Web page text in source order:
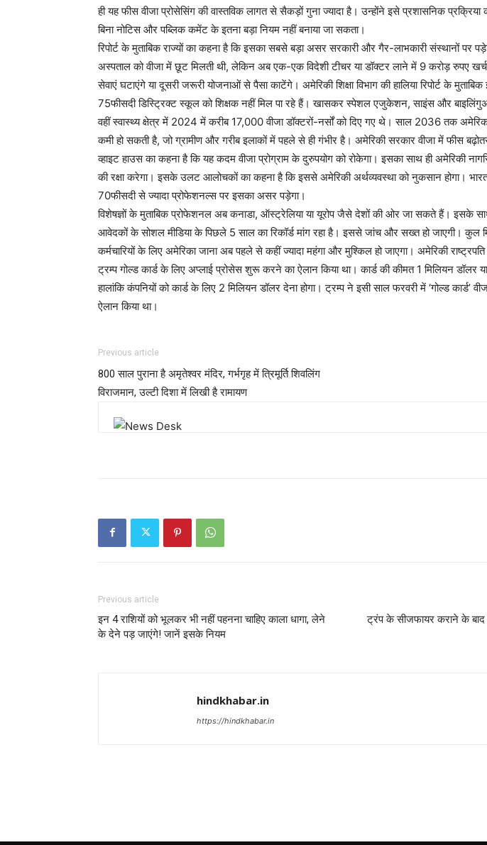
ही यह फीस वीजा प्रोसेसिंग की वास्तविक लागत से सैकड़ों गुना ज्यादा है। उन्होंने इसे प्रशासनिक प्रक्रिया
बिना नोटिस और पब्लिक कमेंट के इतना बड़ा नियम नहीं बनाया जा सकता।
रिपोर्ट के मुताबिक राज्यों का कहना है कि इसका सबसे बड़ा असर सरकारी और गैर-लाभकारी संस्थानों पर
अस्पताल को वीजा में छूट मिलती थी, लेकिन अब एक-एक विदेशी टीचर या डॉक्टर लाने में 9 करोड़ रुपए
सेवाएं घटाएंगे या दूसरी जरूरी योजनाओं से पैसा काटेंगे। अमेरिकी शिक्षा विभाग की हालिया रिपोर्ट के
75फीसदी डिस्ट्रिक्ट स्कूल को शिक्षक नहीं मिल पा रहे हैं। खासकर स्पेशल एजुकेशन, साइंस और
वहीं स्वास्थ्य क्षेत्र में 2024 में करीब 17,000 वीजा डॉक्टरों-नर्सों को दिए गए थे। साल 2036 तक
कमी हो सकती है, जो ग्रामीण और गरीब इलाकों में पहले से ही गंभीर है। अमेरिकी सरकार वीजा में फीस
व्हाइट हाउस का कहना है कि यह कदम वीजा प्रोग्राम के दुरुपयोग को रोकेगा। इसका साथ ही अमेरिकी
की रक्षा करेगा। इसके उलट आलोचकों का कहना है कि इससे अमेरिकी अर्थव्यवस्था को नुकसान होगा।
70फीसदी से ज्यादा प्रोफेशनल्स पर इसका असर पड़ेगा।
विशेषज्ञों के मुताबिक प्रोफेशनल अब कनाडा, ऑस्ट्रेलिया या यूरोप जैसे देशों की ओर जा सकते हैं। इसके
आवेदकों के सोशल मीडिया के पिछले 5 साल का रिकॉर्ड मांग रहा है। इससे जांच और सख्त हो जाएगी। कुल
कर्मचारियों के लिए अमेरिका जाना अब पहले से कहीं ज्यादा महंगा और मुश्किल हो जाएगा। अमेरिकी
ट्रम्प गोल्ड कार्ड के लिए अप्लाई प्रोसेस शुरू करने का ऐलान किया था। कार्ड की कीमत 1 मिलियन डॉलर
हालांकि कंपनियों को कार्ड के लिए 2 मिलियन डॉलर देना होगा। ट्रम्प ने इसी साल फरवरी में ‘गोल्ड कार्ड’
ऐलान किया था।
Previous article
800 साल पुराना है अमृतेश्वर मंदिर, गर्भगृह में त्रिमूर्ति शिवलिंग
विराजमान, उल्टी दिशा में लिखी है रामायण
Previous article
इन 4 राशियों को भूलकर भी नहीं पहनना चाहिए काला धागा, लेने
के देने पड़ जाएंगे! जानें इसके नियम
ट्रंप के सीजफायर कराने के
hindkhabar.in
https://hindkhabar.in